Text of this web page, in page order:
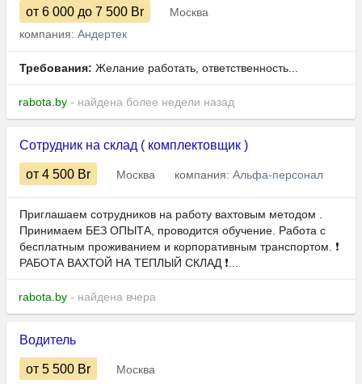
от 6 000 до 7 500 Br
Москва
компания: Андертек
Требования: Желание работать, ответственность...
rabota.by - найдена более недели назад
Сотрудник на склад ( комплектовщик )
от 4 500 Br Москва компания: Альфа-персонал
Приглашаем сотрудников на работу вахтовым методом .
Принимаем БЕЗ ОПЫТА, проводится обучение. Работа с
бесплатным проживанием и корпоративным транспортом. ❗
РАБОТА ВАХТОЙ НА ТЕПЛЫЙ СКЛАД ❗...
rabota.by - найдена вчера
Водитель
от 5 500 Br
Москва